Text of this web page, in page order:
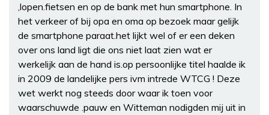
,lopen.fietsen en op de bank met hun smartphone. In
het verkeer of bij opa en oma op bezoek maar gelijk
de smartphone paraat.het lijkt wel of er een deken
over ons land ligt die ons niet laat zien wat er
werkelijk aan de hand is.op persoonlijke titel haalde ik
in 2009 de landelijke pers ivm intrede WTCG ! Deze
wet werkt nog steeds door waar ik toen voor
waarschuwde .pauw en Witteman nodigden mij uit in